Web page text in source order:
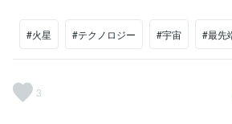
#火星 #テクノロジー #宇宙 #最先
3